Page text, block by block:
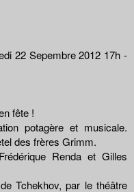
22 Sepembre 2012 17h -
fête !
potagère et musicale.
des frères Grimm.
Renda et Gilles
Tchekhov, par le théâtre